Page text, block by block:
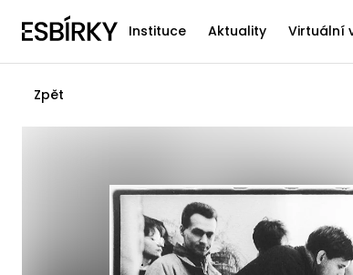
Instituce Aktuality Virtuální
Zpět